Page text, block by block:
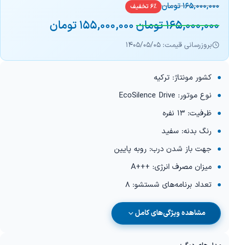
165,000,000تومان 6% تخفیف
165,000,000تومان155,000,000تومان
بروزرسانی قیمت: 1405/05/05
کشور مونتاژ: ترکیه
نوع موتور: EcoSilence Drive
ظرفیت: 13 نفره
رنگ بدنه: سفید
جهت باز شدن درب: روبه پایین
میزان مصرف انرژی: +++A
تعداد برنامه‌های شستشو: 8
مشاهده ویژگی‌های کامل